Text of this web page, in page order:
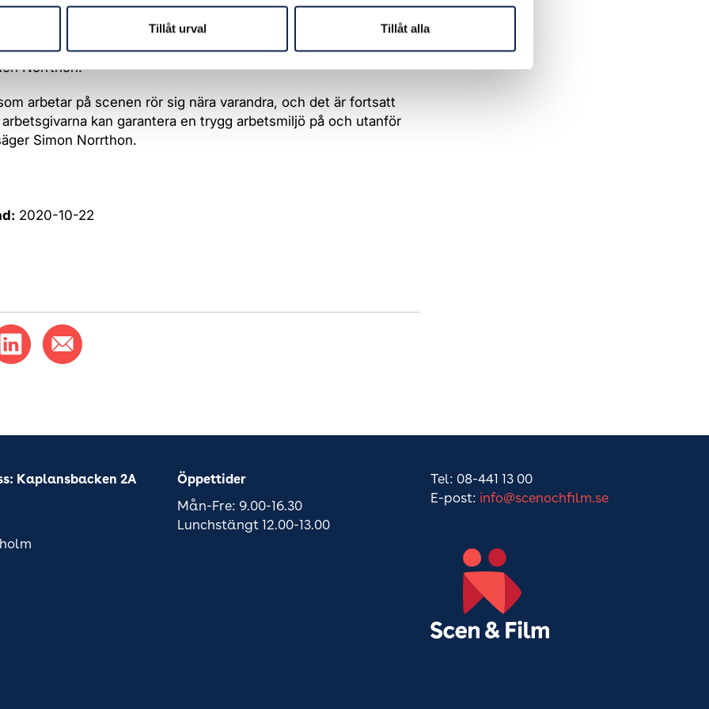
Tillåt urval Tillåt alla
och behöver betydligt större publikunderlag för att gå
är det avgörande att de olika ekonomiska krisstöden kvarstår
tid som pandemin pågår och restriktionerna ser ut som de gör,
Norrthon.
arbetar på scenen rör sig nära varandra, och det är fortsatt
kan garantera en trygg arbetsmiljö på och utanför
Simon Norrthon.
2020-10-22
Kaplansbacken 2A Öppettider
Mån-Fre: 9.00-16.30
Lunchstängt 12.00-13.00
Tel: 08-441 13 00
E-post: info@scenochfilm.se